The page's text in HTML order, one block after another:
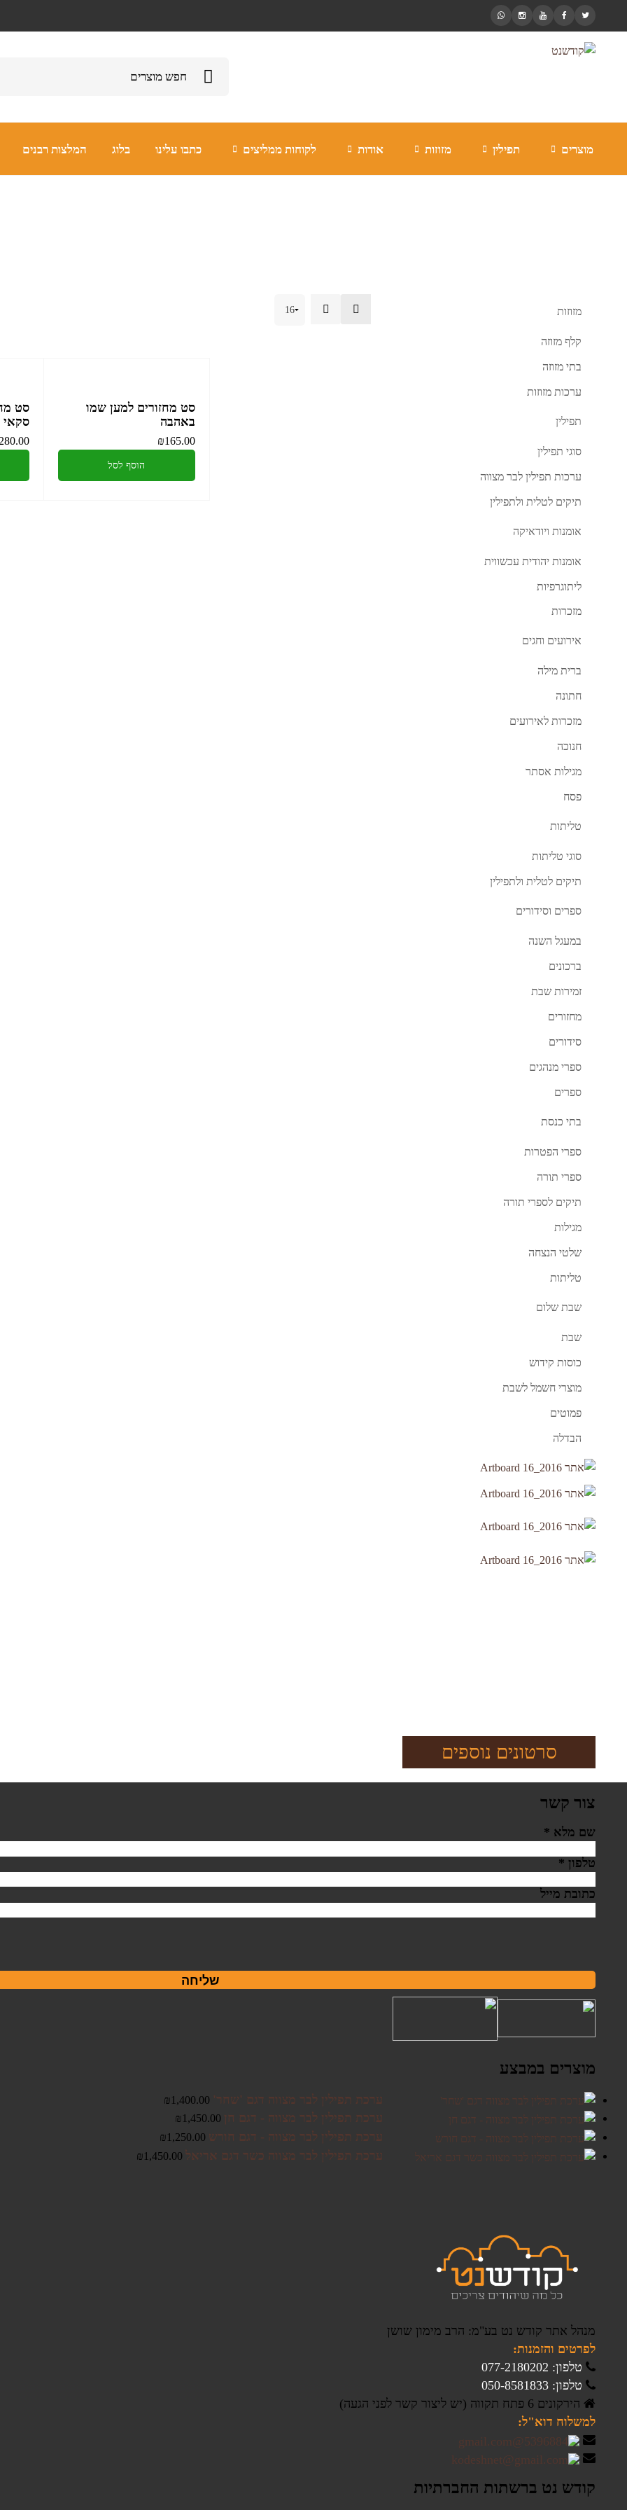
מוצרים תפילין מזוזות אודות לקוחות ממליצים כתבו עלינו בלוג המלצות רבנים
מזוזות
קלף מזוזה
בתי מזוזה
ערכות מזוזות
תפילין
סוגי תפילין
ערכות תפילין לבר מצווה
תיקים לטלית ולתפילין
אומנות ויודאיקה
אומנות יהודית עכשווית
ליתוגרפיות
מזכרות
אירועים וחגים
ברית מילה
חתונה
מזכרות לאירועים
חנוכה
מגילות אסתר
פסח
טליתות
סוגי טליתות
תיקים לטלית ולתפילין
ספרים וסידורים
במעגל השנה
ברכונים
זמירות שבת
מחזורים
סידורים
ספרי מנהגים
ספרים
בתי כנסת
ספרי הפטרות
ספרי תורה
תיקים לספרי תורה
מגילות
שלטי הנצחה
טליתות
שבת שלום
שבת
כוסות קידוש
מוצרי חשמל לשבת
פמוטים
הבדלה
סרטונים נוספים
סט
סקאי
280.00
סט מחזורים למען שמו
באהבה
₪165.00
הוסף לסל
צור קשר
שם מלא *
טלפון *
כתובת מייל
שליחה
מוצרים במבצע
ערכת תפילין לבר מצווה דגם 'שחר' ₪1,400.00
ערכת תפילין לבר מצווה - דגם חן ₪1,450.00
ערכת תפילין לבר מצווה - דגם חורש ₪1,250.00
ערכת תפילין לבר מצווה כשר דגם אריאל ₪1,450.00
מנהל אתר קודש נט בע"מ: הרב מימון שושן
לפרטים והזמנות:
טלפון: 077-2180202
טלפון: 050-8581833
הירקונים 6 פתח תקווה (יש ליצור קשר לפני הגעה)
למשלוח דוא"ל:
קודש נט ברשתות החברתיות